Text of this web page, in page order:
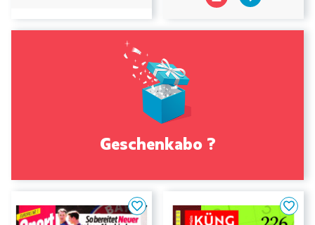
Geschenkabo ?